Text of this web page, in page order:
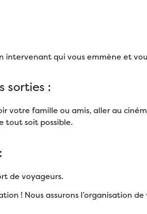
intervenant qui vous emmène et
sorties :
votre famille ou amis, aller au
tout soit possible.
de voyageurs.
! Nous assurons l’organisation